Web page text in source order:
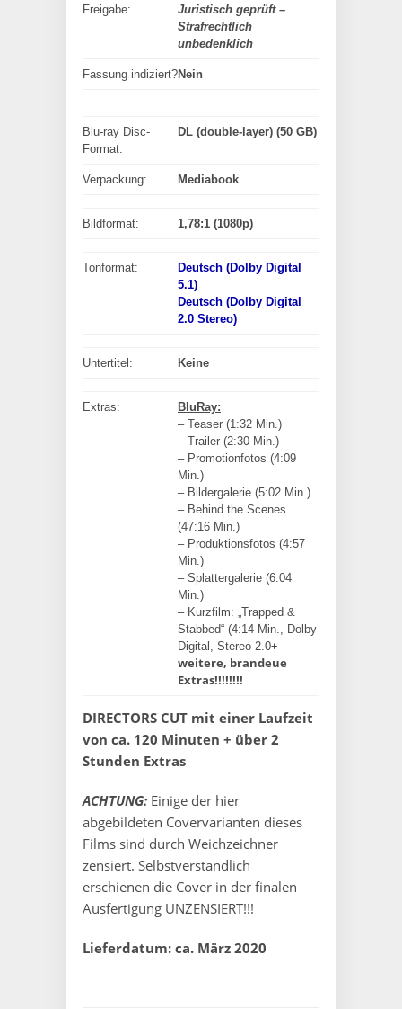
Freigabe:
Juristisch geprüft –
Strafrechtlich
unbedenklich
Fassung indiziert?Nein
Blu-ray Disc-
Format:
DL (double-layer) (50 GB)
Verpackung: Mediabook
Bildformat: 1,78:1 (1080p)
Tonformat:
Deutsch (Dolby Digital
5.1)
Deutsch (Dolby Digital
2.0 Stereo)
Untertitel: Keine
Extras:
BluRay:
– Teaser (1:32 Min.)
– Trailer (2:30 Min.)
– Promotionfotos (4:09
Min.)
– Bildergalerie (5:02 Min.)
– Behind the Scenes
(47:16 Min.)
– Produktionsfotos (4:57
Min.)
– Splattergalerie (6:04
Min.)
– Kurzfilm: „Trapped &
Stabbed“ (4:14 Min., Dolby
Digital, Stereo 2.0+
weitere, brandeue
Extras!!!!!!!!
DIRECTORS CUT mit einer Laufzeit
von ca. 120 Minuten + über 2
Stunden Extras
ACHTUNG: Einige der hier
abgebildeten Covervarianten dieses
Films sind durch Weichzeichner
zensiert. Selbstverständlich
erschienen die Cover in der finalen
Ausfertigung UNZENSIERT!!!
Lieferdatum: ca. März 2020